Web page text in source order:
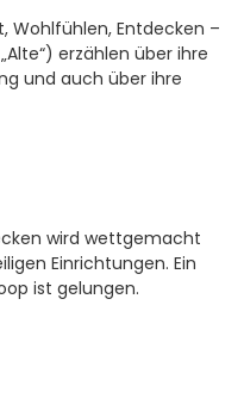
Wohlfühlen, Entdecken –
erzählen über ihre
und auch über ihre
wird wettgemacht
Einrichtungen. Ein
ist gelungen.